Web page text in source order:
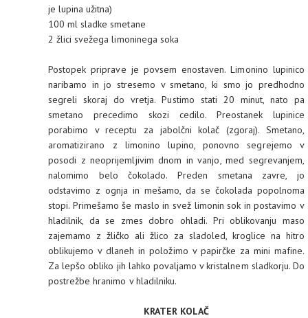
je lupina užitna)
100 ml sladke smetane
2 žlici svežega limoninega soka
Postopek priprave je povsem enostaven. Limonino lupinico
naribamo in jo stresemo v smetano, ki smo jo predhodno
segreli skoraj do vretja. Pustimo stati 20 minut, nato pa
smetano precedimo skozi cedilo. Preostanek lupinice
porabimo v receptu za jabolčni kolač (zgoraj). Smetano,
aromatizirano z limonino lupino, ponovno segrejemo v
posodi z neoprijemljivim dnom in vanjo, med segrevanjem,
nalomimo belo čokolado. Preden smetana zavre, jo
odstavimo z ognja in mešamo, da se čokolada popolnoma
stopi. Primešamo še maslo in svež limonin sok in postavimo v
hladilnik, da se zmes dobro ohladi. Pri oblikovanju maso
zajemamo z žličko ali žlico za sladoled, kroglice na hitro
oblikujemo v dlaneh in položimo v papirčke za mini mafine.
Za lepšo obliko jih lahko povaljamo v kristalnem sladkorju. Do
postrežbe hranimo v hladilniku.
KRATER KOLAČ